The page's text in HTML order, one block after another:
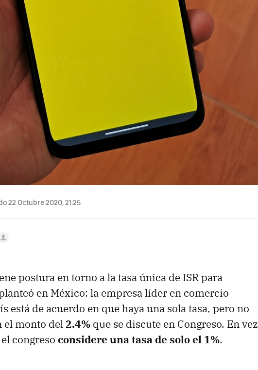
22 Octubre 2020, 21:25
postura en torno a la tasa única de ISR para
en México: la empresa líder en comercio
está de acuerdo en que haya una sola tasa, pero no
el monto del2.4% que se discute en Congreso. En vez
congreso considere una tasa de solo el 1%.